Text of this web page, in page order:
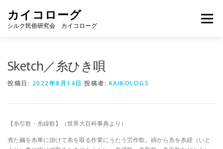
カイコローグ
シルク民俗研究会 カイコローグ
メニュー
Sketch／糸ひき唄
投稿日: 2022年8月14日 投稿者: KAIKOLOGS
【糸引歌・糸繰歌】（世界大百科事典より）
煮た繭を糸車に掛けて糸を取る作業にうたう労作歌。綿から糸を糸縒（いと